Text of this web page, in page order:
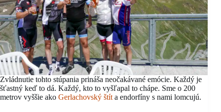
Zvládnutie tohto stúpania prináša neočakávané emócie. Každý je
šťastný keď to dá. Každý, kto to vyšľapal to chápe. Sme o 200
metrov vyššie ako Gerlachovský štíta endorfíny s nami lomcujú.